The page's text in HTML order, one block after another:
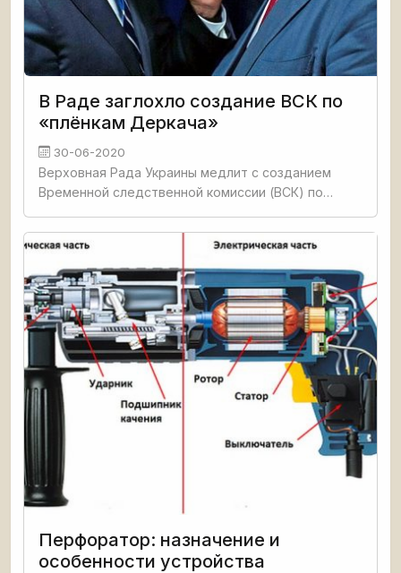
В Раде заглохло создание ВСК по
«плёнкам Деркача»
30-06-2020
Верховная Рада Украины медлит с созданием
Временной следственной комиссии (ВСК) по
киевского диктатора Петра Порошенко с
американскими кураторами, и, в
Перфоратор: назначение и
особенности устройства